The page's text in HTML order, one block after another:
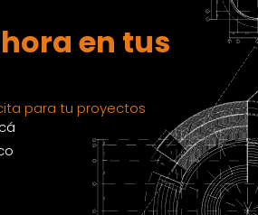
en tus
para tu proyectos